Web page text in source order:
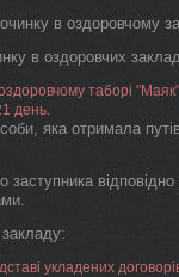
в оздоровчому
в оздоровчих
таборі
день.
яка отримала
укладених